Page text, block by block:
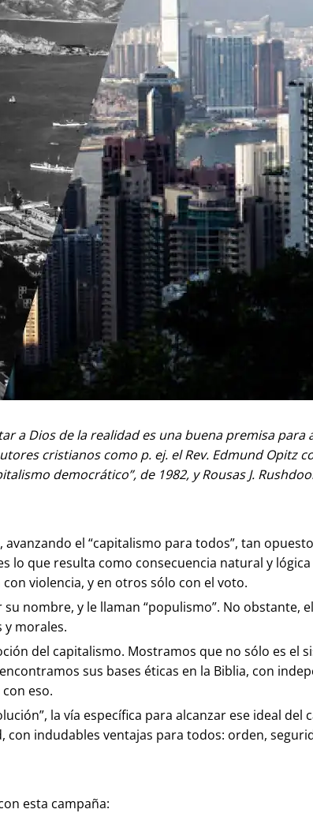
a Dios de la realidad es una buena premisa
cristianos como p. ej. el Rev. Edmund Opitz
democrático”, de 1982, y Rousas J.
el “capitalismo para todos”, tan
lo que resulta como consecuencia natural y
violencia, y en otros sólo con el voto.
nombre, y le llaman “populismo”. No obstante,
y morales.
del capitalismo. Mostramos que no sólo es el
sus bases éticas en la Biblia, con
eso.
la vía específica para alcanzar ese ideal
indudables ventajas para todos: orden,
esta campaña: